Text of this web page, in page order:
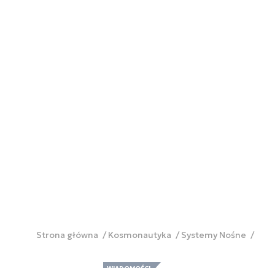
Strona główna Kosmonautyka Systemy Nośne